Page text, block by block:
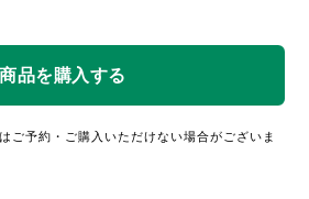
ご予約・ご購入いただけない場合がございま